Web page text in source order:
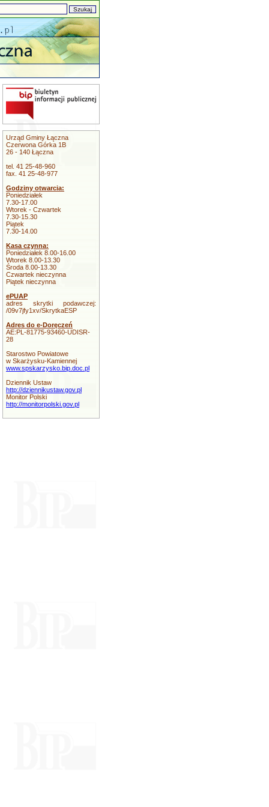
Urząd Gminy Łączna
Czerwona Górka 1B
26 - 140 Łączna
tel. 41 25-48-960
fax. 41 25-48-977
Godziny otwarcia:
Poniedziałek
7.30-17.00
Wtorek - Czwartek
7.30-15.30
Piątek
7.30-14.00
Kasa czynna:
Poniedziałek 8.00-16.00
Wtorek 8.00-13.30
Środa 8.00-13.30
Czwartek nieczynna
Piątek nieczynna
ePUAP
adres skrytki podawczej:
/09v7jfy1xv/SkrytkaESP
Adres do e-Doręczeń
AE:PL-81775-93460-UDISR-
28
Starostwo Powiatowe
w Skarżysku-Kamiennej
www.spskarzysko.bip.doc.pl
Dziennik Ustaw
http://dziennikustaw.gov.pl
Monitor Polski
http://monitorpolski.gov.pl